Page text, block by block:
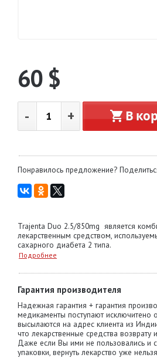
60 $
- + В
Понравилось предложение?
Trajenta Duo 2.5/850mg является
лекарственным средством,
сахарного диабета 2 типа.
Подробнее
Гарантия производителя
Надежная гарантия + гарантия
медикаменты поступают исключитено
высылаются на адрес клиента из
что лекарственные средства
Даже если Вы ими не пользовались и
упаковки, вернуть лекарство уже